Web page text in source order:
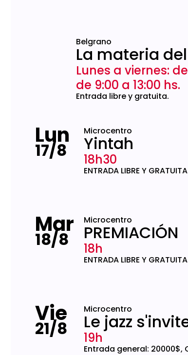
Belgrano
La materia
Lunes a viernes:
de 9:00 a 13:00 hs.
Entrada libre y gratuita.
Lun
17/8
Microcentro
Yintah
18h30
ENTRADA LIBRE Y GRATUITA
Mar
18/8
Microcentro
PREMIACIÓN
18h
ENTRADA LIBRE Y GRATUITA
Vie
21/8
Microcentro
Le jazz
19h
Entrada general: 20000$,